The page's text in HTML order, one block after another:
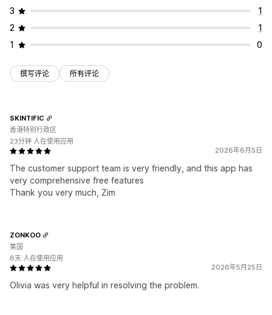
3
1
2
1
1
0
撰写评论 所有评论
2026年6月5日
The customer support team is very friendly, and this app has
very comprehensive free features
Thank you very much, Zim
SKINTIFIC
香港特别行政区
23分钟 人在使用应用
2026年5月25日
Olivia was very helpful in resolving the problem.
ZONKOO
美国
6天 人在使用应用